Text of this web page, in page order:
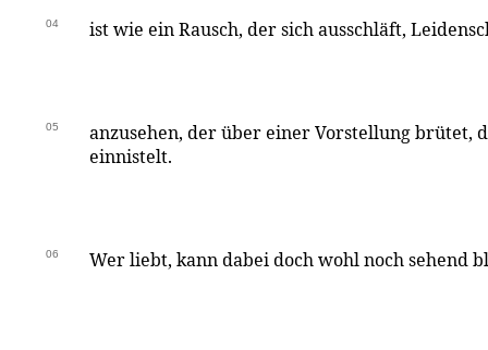
04 ist wie ein Rausch, der sich ausschläft,
05
anzusehen, der über einer Vorstellung brütet,
einnistelt.
06 Wer liebt, kann dabei doch wohl noch sehend